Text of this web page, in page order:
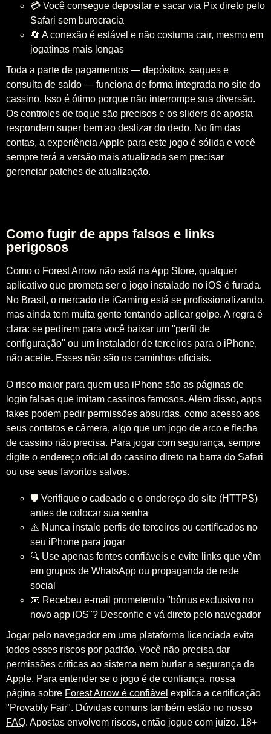
💳 Você consegue depositar e sacar via Pix direto pelo
Safari sem burocracia
🔄 A conexão é estável e não costuma cair, mesmo em
jogatinas mais longas
Toda a parte de pagamentos — depósitos, saques e
consulta de saldo — funciona de forma integrada no site do
cassino. Isso é ótimo porque não interrompe sua diversão.
Os controles de toque são precisos e os sliders de aposta
respondem super bem ao deslizar do dedo. No fim das
contas, a experiência Apple para este jogo é sólida e você
sempre terá a versão mais atualizada sem precisar
gerenciar patches de atualização.
Como fugir de apps falsos e links
perigosos
Como o Forest Arrow não está na App Store, qualquer
aplicativo que prometa ser o jogo instalado no iOS é furada.
No Brasil, o mercado de iGaming está se profissionalizando,
mas ainda tem muita gente tentando aplicar golpe. A regra é
clara: se pedirem para você baixar um "perfil de
configuração" ou um instalador de terceiros para o iPhone,
não aceite. Esses não são os caminhos oficiais.
O risco maior para quem usa iPhone são as páginas de
login falsas que imitam cassinos famosos. Além disso, apps
fakes podem pedir permissões absurdas, como acesso aos
seus contatos e câmera, algo que um jogo de arco e flecha
de cassino não precisa. Para jogar com segurança, sempre
digite o endereço oficial do cassino direto na barra do Safari
ou use seus favoritos salvos.
🛡️ Verifique o cadeado e o endereço do site (HTTPS)
antes de colocar sua senha
⚠️ Nunca instale perfis de terceiros ou certificados no
seu iPhone para jogar
🔍 Use apenas fontes confiáveis e evite links que vêm
em grupos de WhatsApp ou propaganda de rede
social
📧 Recebeu e-mail prometendo "bônus exclusivo no
novo app iOS"? Desconfie e vá direto pelo navegador
Jogar pelo navegador em uma plataforma licenciada evita
todos esses riscos por padrão. Você não precisa dar
permissões críticas ao sistema nem burlar a segurança da
Apple. Para entender se o jogo é de confiança, nossa
página sobre Forest Arrow é confiável explica a certificação
"Provably Fair". Dúvidas comuns também estão no nosso
FAQ. Apostas envolvem riscos, então jogue com juízo. 18+